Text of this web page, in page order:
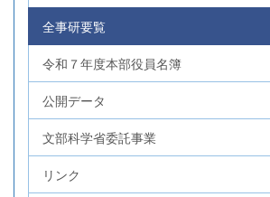
全事研要覧
令和７年度本部役員名簿
公開データ
文部科学省委託事業
リンク